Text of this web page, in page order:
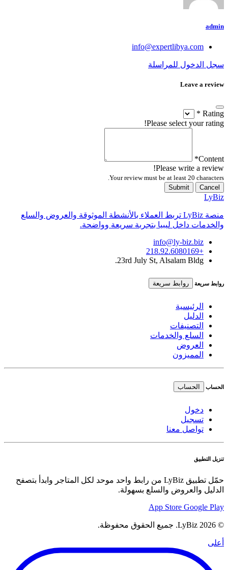
admin
info@expertlibya.com
سجل الدخول للمراسلة
Leave a review
Rating
*
Please select your rating!
Content
*
Please write a review!
Your review must be at least 20 characters.
Cancel
Submit
LyBiz
منصة LyBiz تربط العملاء بالأنشطة الموثوقة والعروض والسلع
والخدمات داخل ليبيا بتجربة سريعة وواضحة.
info@ly-biz.biz
+218.92.6080169
23rd July St, Alsalam Bldg.
روابط سريعة روابط سريعة
الرئيسية
الدليل
التصنيفات
السلع والخدمات
العروض
المميزون
الحساب الحساب
دخول
تسجيل
تواصل معنا
تنزيل التطبيق
حمّل تطبيق LyBiz من رابط واحد موحد لكل المتاجر وابدأ بتصفح
الدليل والعروض والسلع بسهولة.
App Store Google Play
© 2026 LyBiz. جميع الحقوق محفوظة.
أعلى